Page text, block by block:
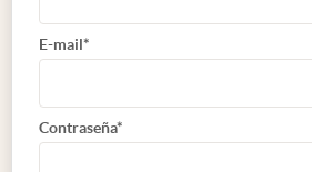
E-mail*
Contraseña*